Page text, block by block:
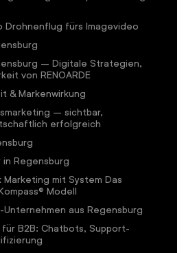
Drohnenflug fürs Imagevideo
– Digitale Strategien,
von RENOARDE
& Markenwirkung
– sichtbar,
erfolgreich
Regensburg
mit System Das
Modell
aus Regensburg
B2B: Chatbots, Support-